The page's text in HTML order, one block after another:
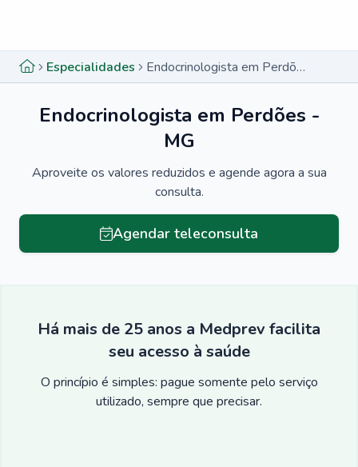
Especialidades Endocrinologista em Perdões - MG
Endocrinologista em Perdões -
MG
Aproveite os valores reduzidos e agende agora a sua
consulta.
Agendar teleconsulta
Há mais de 25 anos a Medprev facilita
seu acesso à saúde
O princípio é simples: pague somente pelo serviço
utilizado, sempre que precisar.